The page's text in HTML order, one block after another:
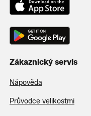
Zákaznický servis
Nápověda
Průvodce velikostmi